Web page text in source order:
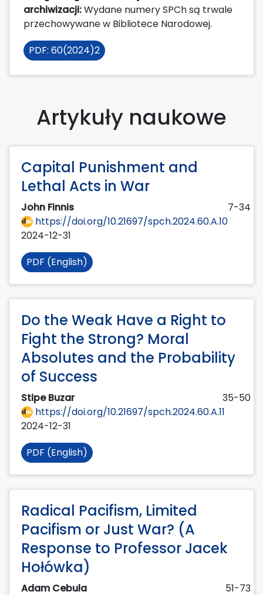
archiwizacji:Wydane numery SPCh są trwale
przechowywane w Bibliotece Narodowej.
PDF: 60(2024)2
Artykuły naukowe
Capital Punishment and
Lethal Acts in War
John Finnis
7-34
https://doi.org/10.21697/spch.2024.60.A.10
2024-12-31
PDF (English)
Do the Weak Have a Right to
Fight the Strong? Moral
Absolutes and the Probability
of Success
Stipe Buzar
35-50
https://doi.org/10.21697/spch.2024.60.A.11
2024-12-31
PDF (English)
Radical Pacifism, Limited
Pacifism or Just War? (A
Response to Professor Jacek
Hołówka)
Adam Cebula
51-73